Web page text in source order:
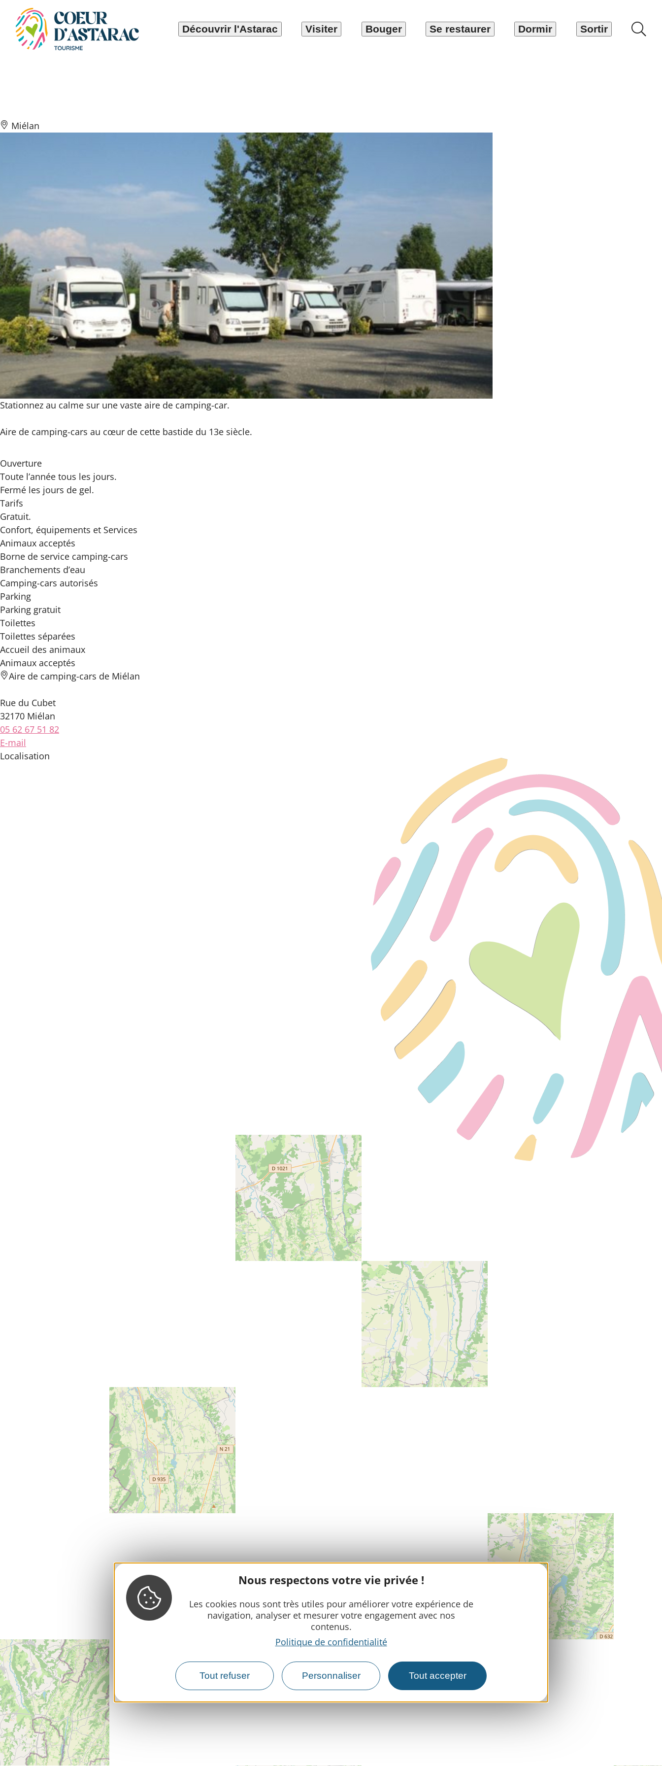
Panneau de gestion des cookies
Nous respectons votre vie privée !
Les cookies nous sont très utiles pour améliorer votre expérience de
navigation, analyser et mesurer votre engagement avec nos
contenus.
Politique de confidentialité
Tout refuser Personnaliser Tout accepter
Découvrir l'Astarac Visiter Bouger Se restaurer Dormir Sortir
Miélan
Stationnez au calme sur une vaste aire de camping-car.
Aire de camping-cars au cœur de cette bastide du 13e siècle.
Ouverture
Toute l’année tous les jours.
Fermé les jours de gel.
Tarifs
Gratuit.
Confort, équipements et Services
Animaux acceptés
Borne de service camping-cars
Branchements d’eau
Camping-cars autorisés
Parking
Parking gratuit
Toilettes
Toilettes séparées
Accueil des animaux
Animaux acceptés
Aire de camping-cars de Miélan
Rue du Cubet
32170 Miélan
05 62 67 51 82
E-mail
Localisation